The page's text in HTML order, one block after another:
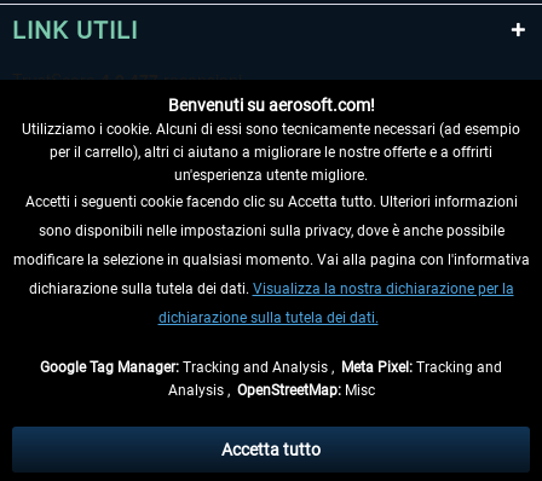
LINK UTILI
RECEDERE DAL CONTRATTO
INFORMAZIONI
eventualmente le spese di spedizione, se non diversamente descritto.
** Riguarda le spedizioni al di fuori della Germania, i tempi di consegna per le
Benvenuti su aerosoft.com!
Utilizziamo i cookie. Alcuni di essi sono tecnicamente necessari (ad esempio
per il carrello), altri ci aiutano a migliorare le nostre offerte e a offrirti
un'esperienza utente migliore.
Accetti i seguenti cookie facendo clic su Accetta tutto. Ulteriori informazioni
sono disponibili nelle impostazioni sulla privacy, dove è anche possibile
modificare la selezione in qualsiasi momento. Vai alla pagina con l'informativa
dichiarazione sulla tutela dei dati. Visualizza la nostra dichiarazione per la
dichiarazione sulla tutela dei dati.
Google Tag Manager: Tracking and Analysis , Meta Pixel: Tracking and
Analysis , OpenStreetMap:Misc
Accetta tutto